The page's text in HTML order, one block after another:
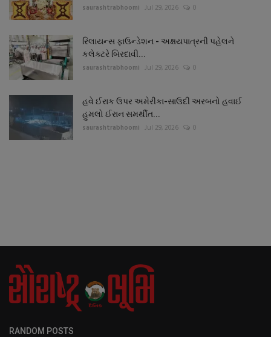
saurashtrabhoomi Jul 29, 2026 0
રિલાયન્સ ફાઉન્ડેશન - અક્ષયપાત્રની પહેલને
કલેક્ટરે બિરદાવી...
saurashtrabhoomi Jul 29, 2026 0
હવે ઈરાક ઉપર અમેરીકા-સાઉદી અરબનો હવાઈ
હુમલો ઈરાન સમર્થીત...
saurashtrabhoomi Jul 29, 2026 0
RANDOM POSTS